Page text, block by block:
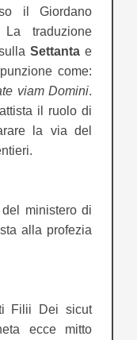
il Giordano
traduzione
Settantae
come:
viam Domini.
il ruolo di
la via del
ministero di
alla profezia
Filii Dei sicut
ecce mitto